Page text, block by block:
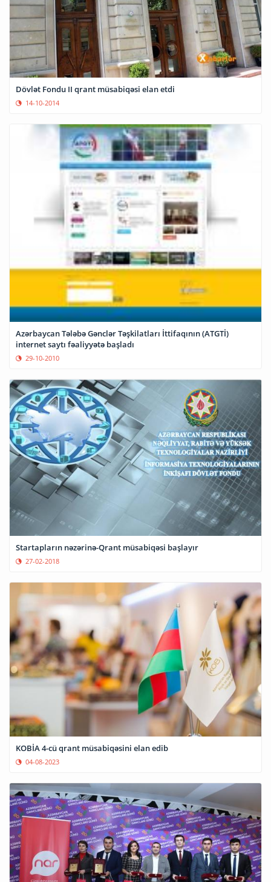
Dövlət Fondu II qrant müsabiqəsi elan etdi
14-10-2014
Azərbaycan Tələbə Gənclər Təşkilatları İttifaqının (ATGTİ)
internet saytı fəaliyyətə başladı
29-10-2010
Startapların nəzərinə-Qrant müsabiqəsi başlayır
27-02-2018
KOBİA 4-cü qrant müsabiqəsini elan edib
04-08-2023